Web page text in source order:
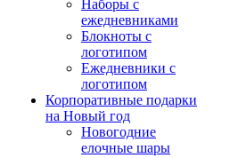
Наборы с
ежедневниками
Блокноты с
логотипом
Ежедневники с
логотипом
Корпоративные подарки
на Новый год
Новогодние
елочные шары